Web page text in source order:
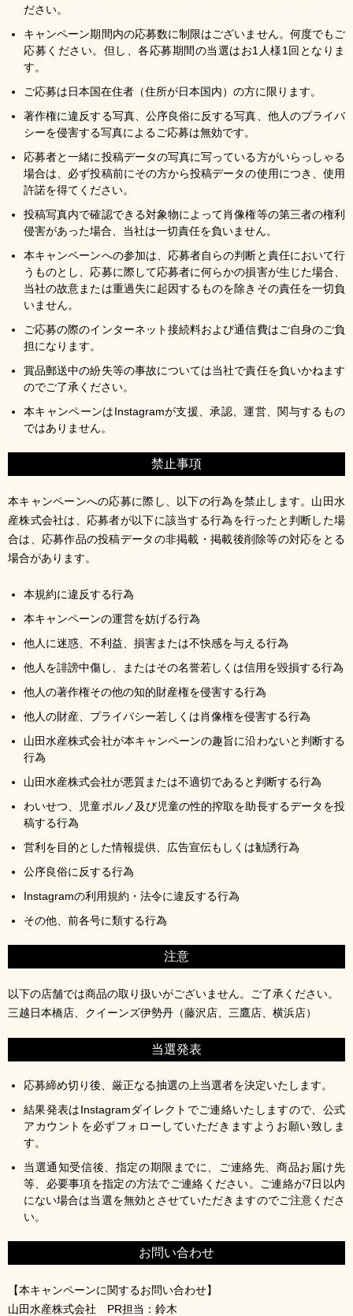
ださい。
キャンペーン期間内の応募数に制限はございません。何度でもご
応募ください。但し、各応募期間の当選はお1人様1回となりま
す。
ご応募は日本国在住者（住所が日本国内）の方に限ります。
著作権に違反する写真、公序良俗に反する写真、他人のプライバ
シーを侵害する写真によるご応募は無効です。
応募者と一緒に投稿データの写真に写っている方がいらっしゃる
場合は、必ず投稿前にその方から投稿データの使用につき、使用
許諾を得てください。
投稿写真内で確認できる対象物によって肖像権等の第三者の権利
侵害があった場合、当社は一切責任を負いません。
本キャンペーンへの参加は、応募者自らの判断と責任において行
うものとし、応募に際して応募者に何らかの損害が生じた場合、
当社の故意または重過失に起因するものを除きその責任を一切負
いません。
ご応募の際のインターネット接続料および通信費はご自身のご負
担になります。
賞品郵送中の紛失等の事故については当社で責任を負いかねます
のでご了承ください。
本キャンペーンはInstagramが支援、承認、運営、関与するもの
ではありません。
禁止事項
本キャンペーンへの応募に際し、以下の行為を禁止します。山田水
産株式会社は、応募者が以下に該当する行為を行ったと判断した場
合は、応募作品の投稿データの非掲載・掲載後削除等の対応をとる
場合があります。
本規約に違反する行為
本キャンペーンの運営を妨げる行為
他人に迷惑、不利益、損害または不快感を与える行為
他人を誹謗中傷し、またはその名誉若しくは信用を毀損する行為
他人の著作権その他の知的財産権を侵害する行為
他人の財産、プライバシー若しくは肖像権を侵害する行為
山田水産株式会社が本キャンペーンの趣旨に沿わないと判断する
行為
山田水産株式会社が悪質または不適切であると判断する行為
わいせつ、児童ポルノ及び児童の性的搾取を助長するデータを投
稿する行為
営利を目的とした情報提供、広告宣伝もしくは勧誘行為
公序良俗に反する行為
Instagramの利用規約・法令に違反する行為
その他、前各号に類する行為
注意
以下の店舗では商品の取り扱いがございません。ご了承ください。
三越日本橋店、クイーンズ伊勢丹（藤沢店、三鷹店、横浜店）
当選発表
応募締め切り後、厳正なる抽選の上当選者を決定いたします。
結果発表はInstagramダイレクトでご連絡いたしますので、公式
アカウントを必ずフォローしていただきますようお願い致しま
す。
当選通知受信後、指定の期限までに、ご連絡先、商品お届け先
等、必要事項を指定の方法でご連絡ください。ご連絡が7日以内
にない場合は当選を無効とさせていただきますのでご注意くださ
い。
お問い合わせ
【本キャンペーンに関するお問い合わせ】
山田水産株式会社 PR担当：鈴木